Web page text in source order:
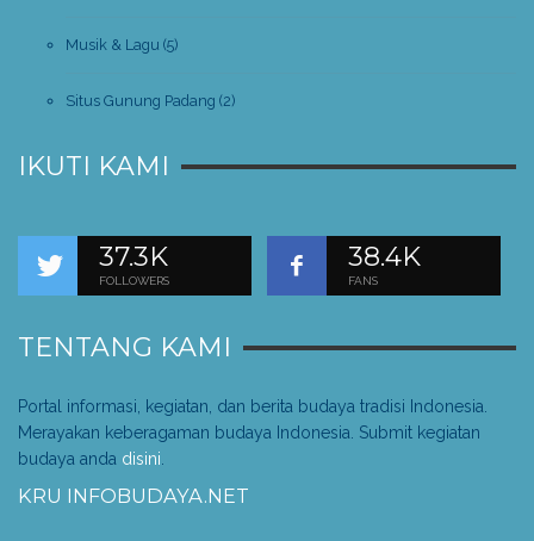
Musik & Lagu (5)
Situs Gunung Padang (2)
IKUTI KAMI
37.3K
FOLLOWERS
38.4K
FANS
TENTANG KAMI
Portal informasi, kegiatan, dan berita budaya tradisi Indonesia.
Merayakan keberagaman budaya Indonesia. Submit kegiatan
budaya anda disini
KRU INFOBUDAYA.NET